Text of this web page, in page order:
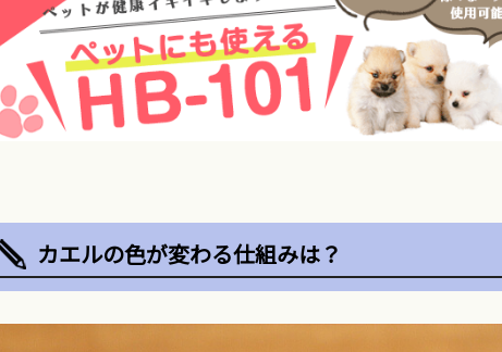
カエルの色が変わる仕組みは？